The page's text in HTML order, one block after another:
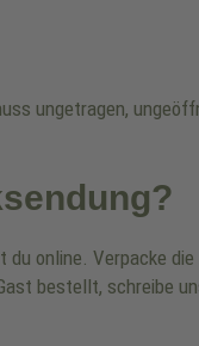
ungetragen,
online. Verpacke
bestellt, schreibe